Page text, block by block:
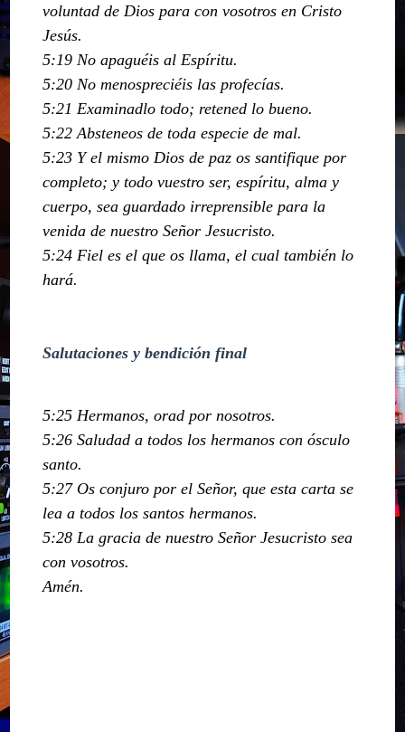
voluntad de Dios para con vosotros en Cristo
Jesús.
5:19 No apaguéis al Espíritu.
5:20 No menospreciéis las profecías.
5:21 Examinadlo todo; retened lo bueno.
5:22 Absteneos de toda especie de mal.
5:23 Y el mismo Dios de paz os santifique por
completo; y todo vuestro ser, espíritu, alma y
cuerpo, sea guardado irreprensible para la
venida de nuestro Señor Jesucristo.
5:24 Fiel es el que os llama, el cual también lo
hará.
Salutaciones y bendición final
5:25 Hermanos, orad por nosotros.
5:26 Saludad a todos los hermanos con ósculo
santo.
5:27 Os conjuro por el Señor, que esta carta se
lea a todos los santos hermanos.
5:28 La gracia de nuestro Señor Jesucristo sea
con vosotros.
Amén.